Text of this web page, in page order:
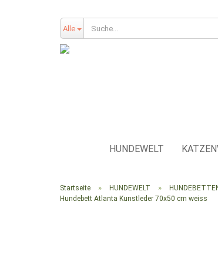
Alle
HUNDEWELT
Startseite » HUNDEWELT »
Hundebett Atlanta Kunstleder 70x50 cm weiss